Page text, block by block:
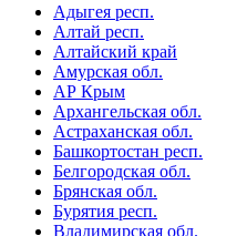
Адыгея респ.
Алтай респ.
Алтайский край
Амурская обл.
АР Крым
Архангельская обл.
Астраханская обл.
Башкортостан респ.
Белгородская обл.
Брянская обл.
Бурятия респ.
Владимирская обл.